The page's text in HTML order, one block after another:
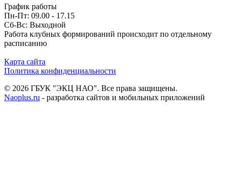
График работы
Пн-Пт: 09.00 - 17.15
Сб-Вс: Выходной
Работа клубных формирований происходит по отдельному
расписанию
Карта сайта
Политика конфиденциальности
© 2026 ГБУК "ЭКЦ НАО". Все права защищены.
Naoplus.ru - разработка сайтов и мобильных приложений